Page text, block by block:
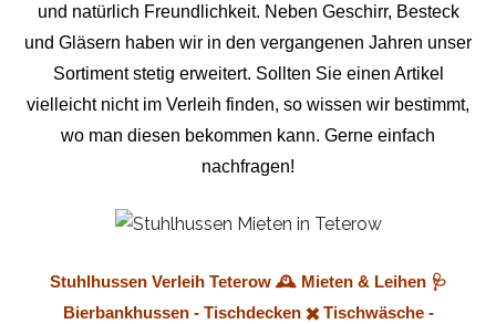
und natürlich Freundlichkeit. Neben Geschirr, Besteck
und Gläsern haben wir in den vergangenen Jahren unser
Sortiment stetig erweitert. Sollten Sie einen Artikel
vielleicht nicht im Verleih finden, so wissen wir bestimmt,
wo man diesen bekommen kann. Gerne einfach
nachfragen!
Stuhlhussen Verleih Teterow 🕰️ Mieten & Leihen 🩺
Bierbankhussen - Tischdecken ✖️ Tischwäsche -